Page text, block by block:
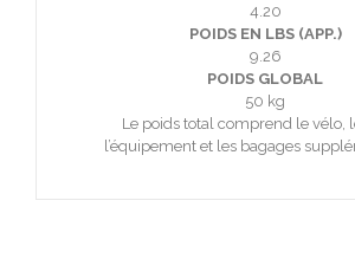
4.20
POIDS EN LBS (APP.)
9.26
POIDS GLOBAL
50 kg
Le poids total comprend le vélo,
l’équipement et les bagages